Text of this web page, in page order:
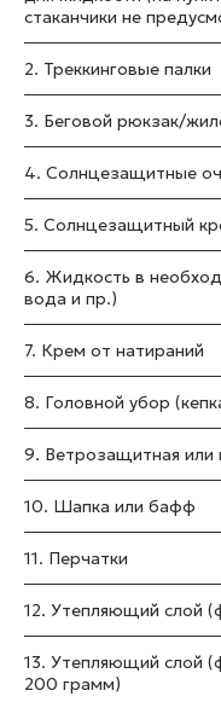
стаканчики не
2. Треккинговые палки
3. Беговой рюкзак/
4. Солнцезащитные
5. Солнцезащитный
6. Жидкость в
вода и пр.)
7. Крем от натираний
8. Головной убор
9. Ветрозащитная или
10. Шапка или бафф
11. Перчатки
12. Утепляющий слой
13. Утепляющий слой
200 грамм)